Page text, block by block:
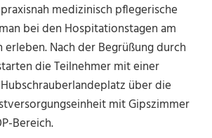
medizinisch pflegerische
bei den Hospitationstagen am
erleben. Nach der Begrüßung durch
die Teilnehmer mit einer
über die
mit Gipszimmer
Bereich.